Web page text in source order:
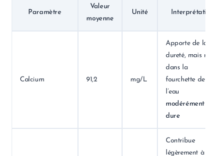
Paramètre
Valeur
moyenne
Unité Interprétation
Calcium 91,2 mg/L
Apporte de la
dureté, mais reste
dans la
fourchette de
l’eau
modérément
dure
Contribue
légèrement à la